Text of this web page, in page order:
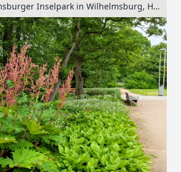
Weg im Wilhelmsburger Inselpark in Wilhelmsburg, Hamburg, Deutschland